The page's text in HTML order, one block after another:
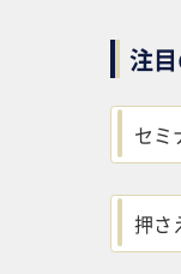
注
セミ
押さ